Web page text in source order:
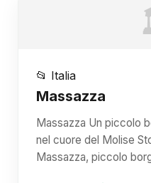
📂 Italia
Massazza
Massazza Un piccolo
nel cuore del Molise
Massazza, piccolo